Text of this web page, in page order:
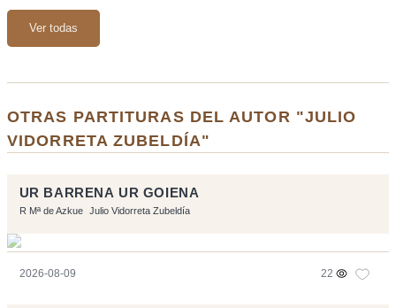
Ver todas
OTRAS PARTITURAS DEL AUTOR "JULIO
VIDORRETA ZUBELDÍA"
UR BARRENA UR GOIENA
R Mª de Azkue Julio Vidorreta Zubeldía
2026-08-09 22